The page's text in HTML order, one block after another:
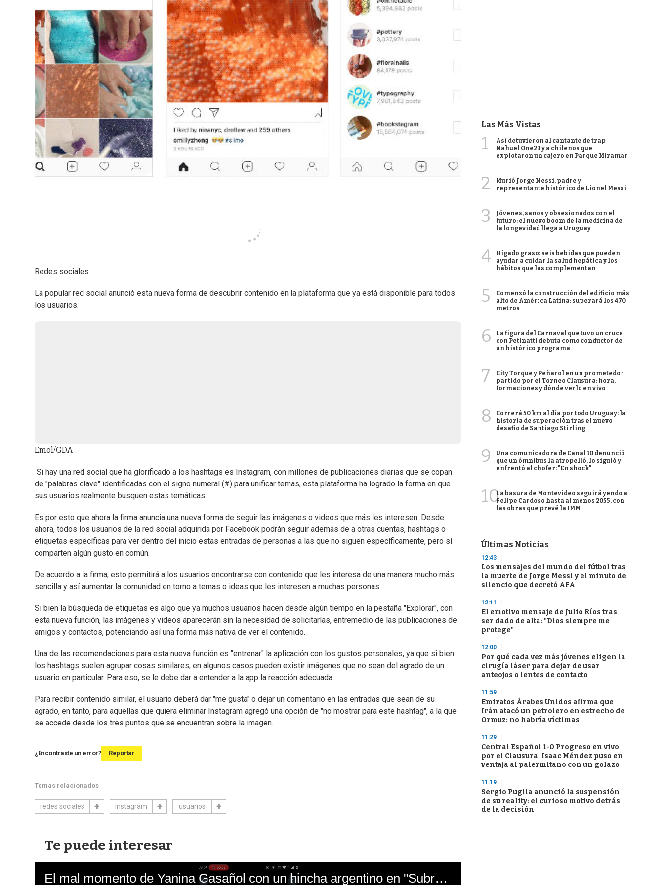
Redes sociales
La popular red social anunció esta nueva forma de descubrir contenido en la plataforma que ya está disponible para todos
los usuarios.
Emol/GDA
Si hay una red social que ha glorificado a los hashtags es Instagram, con millones de publicaciones diarias que se copan
de "palabras clave" identificadas con el signo numeral (#) para unificar temas, esta plataforma ha logrado la forma en que
sus usuarios realmente busquen estas temáticas.
Es por esto que ahora la firma anuncia una nueva forma de seguir las imágenes o videos que más les interesen. Desde
ahora, todos los usuarios de la red social adquirida por Facebook podrán seguir además de a otras cuentas, hashtags o
etiquetas específicas para ver dentro del inicio estas entradas de personas a las que no siguen específicamente, pero sí
comparten algún gusto en común.
De acuerdo a la firma, esto permitirá a los usuarios encontrarse con contenido que les interesa de una manera mucho más
sencilla y así aumentar la comunidad en torno a temas o ideas que les interesen a muchas personas.
Si bien la búsqueda de etiquetas es algo que ya muchos usuarios hacen desde algún tiempo en la pestaña "Explorar", con
esta nueva función, las imágenes y videos aparecerán sin la necesidad de solicitarlas, entremedio de las publicaciones de
amigos y contactos, potenciando así una forma más nativa de ver el contenido.
Una de las recomendaciones para esta nueva función es "entrenar" la aplicación con los gustos personales, ya que si bien
los hashtags suelen agrupar cosas similares, en algunos casos pueden existir imágenes que no sean del agrado de un
usuario en particular. Para eso, se le debe dar a entender a la app la reacción adecuada.
Para recibir contenido similar, el usuario deberá dar "me gusta" o dejar un comentario en las entradas que sean de su
agrado, en tanto, para aquellas que quiera eliminar Instagram agregó una opción de "no mostrar para este hashtag", a la que
se accede desde los tres puntos que se encuentran sobre la imagen.
¿Encontraste un error? Reportar
Temas relacionados
redes sociales Instagram usuarios
Te puede interesar
El mal momento de Yanina Gasañol con un hincha argentino en "Subrayado"
Las Más Vistas
1
Así detuvieron al cantante de trap
Nahuel One23 y a chilenos que
explotaron un cajero en Parque Miramar
2
Murió Jorge Messi, padre y
representante histórico de Lionel Messi
3
Jóvenes, sanos y obsesionados con el
futuro: el nuevo boom de la medicina de
la longevidad llega a Uruguay
4
Hígado graso: seis bebidas que pueden
ayudar a cuidar la salud hepática y los
hábitos que las complementan
5
Comenzó la construcción del edificio más
alto de América Latina: superará los 470
metros
6
La figura del Carnaval que tuvo un cruce
con Petinatti debuta como conductor de
un histórico programa
7
City Torque y Peñarol en un prometedor
partido por el Torneo Clausura: hora,
formaciones y dónde verlo en vivo
8
Correrá 50 km al día por todo Uruguay: la
historia de superación tras el nuevo
desafío de Santiago Stirling
9
Una comunicadora de Canal 10 denunció
que un ómnibus la atropelló, lo siguió y
enfrentó al chofer: "En shock"
10La basura de Montevideo seguirá yendo a
Felipe Cardoso hasta al menos 2055, con
las obras que prevé la IMM
Últimas Noticias
12:43
Los mensajes del mundo del fútbol tras
la muerte de Jorge Messi y el minuto de
silencio que decretó AFA
12:11
El emotivo mensaje de Julio Ríos tras
ser dado de alta: "Dios siempre me
protege"
12:00
Por qué cada vez más jóvenes eligen la
cirugía láser para dejar de usar
anteojos o lentes de contacto
11:59
Emiratos Árabes Unidos afirma que
Irán atacó un petrolero en estrecho de
Ormuz: no habría víctimas
11:29
Central Español 1-0 Progreso en vivo
por el Clausura: Isaac Méndez puso en
ventaja al palermitano con un golazo
11:19
Sergio Puglia anunció la suspensión
de su reality: el curioso motivo detrás
de la decisión